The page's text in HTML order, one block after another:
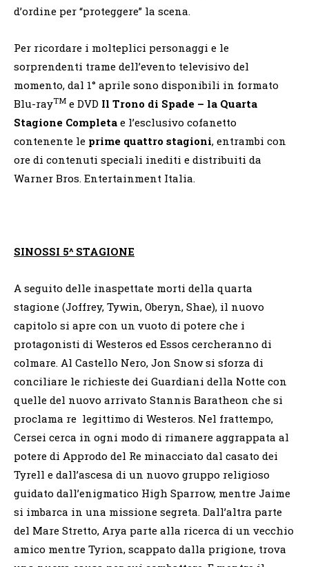
d’ordine per “proteggere” la scena.
Per ricordare i molteplici personaggi e le
sorprendenti trame dell’evento televisivo del
momento, dal 1° aprile sono disponibili in formato
Blu-rayTM e DVD Il Trono di Spade – la Quarta
Stagione Completa e l’esclusivo cofanetto
contenente le prime quattro stagioni, entrambi con
ore di contenuti speciali inediti e distribuiti da
Warner Bros. Entertainment Italia.
SINOSSI 5^ STAGIONE
A seguito delle inaspettate morti della quarta
stagione (Joffrey, Tywin, Oberyn, Shae), il nuovo
capitolo si apre con un vuoto di potere che i
protagonisti di Westeros ed Essos cercheranno di
colmare. Al Castello Nero, Jon Snow si sforza di
conciliare le richieste dei Guardiani della Notte con
quelle del nuovo arrivato Stannis Baratheon che si
proclama re legittimo di Westeros. Nel frattempo,
Cersei cerca in ogni modo di rimanere aggrappata al
potere di Approdo del Re minacciato dal casato dei
Tyrell e dall’ascesa di un nuovo gruppo religioso
guidato dall’enigmatico High Sparrow, mentre Jaime
si imbarca in una missione segreta. Dall’altra parte
del Mare Stretto, Arya parte alla ricerca di un vecchio
amico mentre Tyrion, scappato dalla prigione, trova